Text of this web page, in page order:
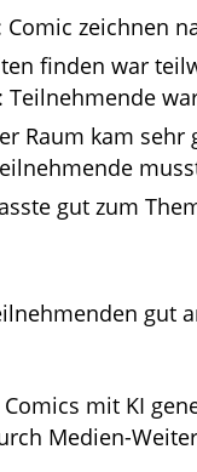
zeichnen
finden war
Teilnehmende
Raum kam
gut zum
gut
mit KI
Medien-